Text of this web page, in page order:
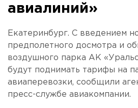
авиалиний»
Екатеринбург. С введением
предполетного досмотра и
воздушного парка АК
будут поднимать тарифы на
авиаперевозки, сообщили
пресс-службе авиакомпании.